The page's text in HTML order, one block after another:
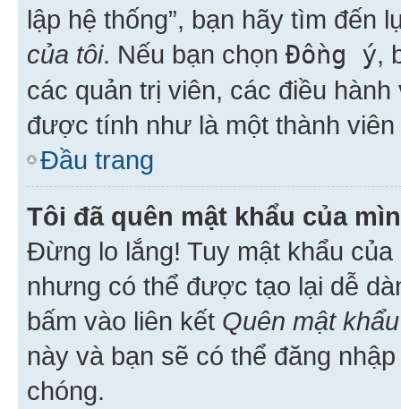
lập hệ thống”, bạn hãy tìm đến
của tôi. Nếu bạn chọn Đồng ý,
các quản trị viên, các điều
được tính như là một thành viên
Đầu trang
Tôi đã quên mật khẩu của
Đừng lo lắng! Tuy mật khẩu
nhưng có thể được tạo lại dễ
bấm vào liên kết Quên mật khẩu
này và bạn sẽ có thể đăng
chóng.